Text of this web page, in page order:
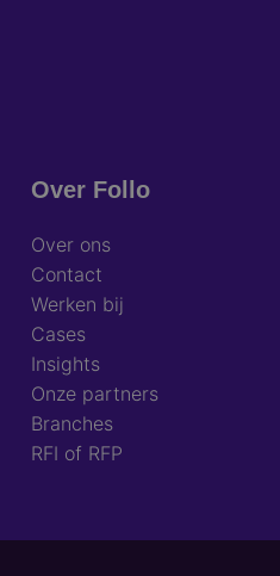
Over Follo
Over ons
Contact
Werken bij
Cases
Insights
Onze partners
Branches
RFI of RFP